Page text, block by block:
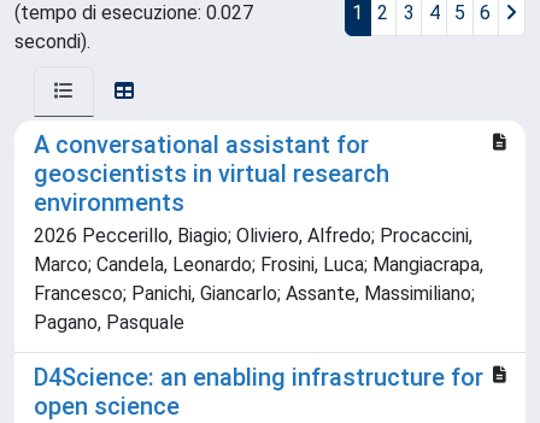
(tempo di esecuzione: 0.027
secondi).
1 2 3 4 5 6
A conversational assistant for
geoscientists in virtual research
environments
2026 Peccerillo, Biagio; Oliviero, Alfredo; Procaccini,
Marco; Candela, Leonardo; Frosini, Luca; Mangiacrapa,
Francesco; Panichi, Giancarlo; Assante, Massimiliano;
Pagano, Pasquale
D4Science: an enabling infrastructure for
open science